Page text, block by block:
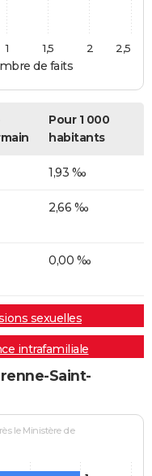
de faits
1 1,5 2 2,5
Pour 1 000
habitants
1,93 ‰
2,66 ‰
0,00 ‰
sexuelles
intrafamiliale
Saint-
le Ministère de